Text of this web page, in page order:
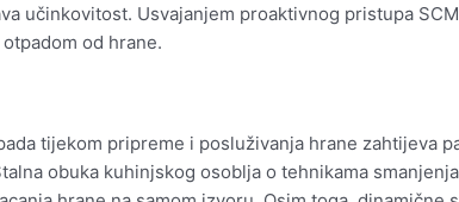
učinkovitost. Usvajanjem proaktivnog pristupa
od hrane.
tijekom pripreme i posluživanja hrane zahtijeva
obuka kuhinjskog osoblja o tehnikama